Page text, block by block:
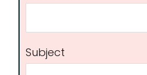
Subject